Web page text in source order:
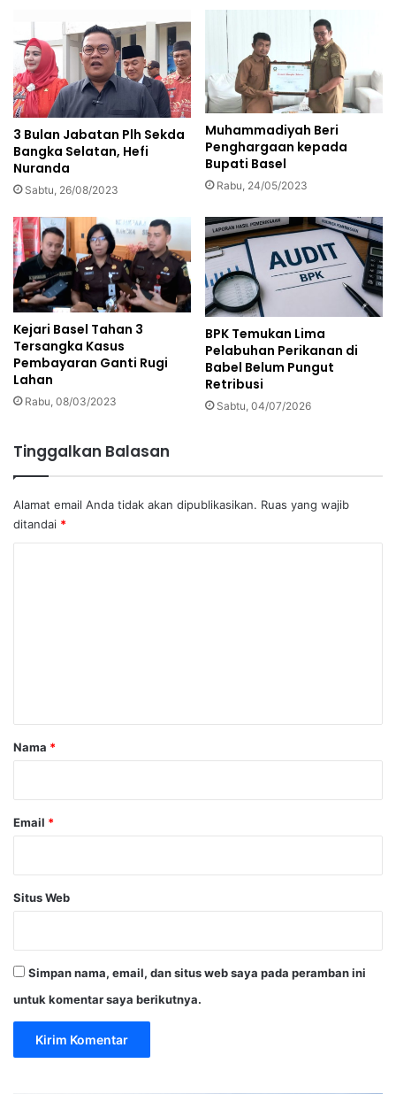
3 Bulan Jabatan Plh Sekda
Bangka Selatan, Hefi
Nuranda
Sabtu, 26/08/2023
Muhammadiyah Beri
Penghargaan kepada
Bupati Basel
Rabu, 24/05/2023
Kejari Basel Tahan 3
Tersangka Kasus
Pembayaran Ganti Rugi
Lahan
Rabu, 08/03/2023
BPK Temukan Lima
Pelabuhan Perikanan di
Babel Belum Pungut
Retribusi
Sabtu, 04/07/2026
Tinggalkan Balasan
Alamat email Anda tidak akan dipublikasikan. Ruas yang wajib
ditandai *
rNama *
Email *
Situs Web
Simpan nama, email, dan situs web saya pada peramban ini
untuk komentar saya berikutnya.